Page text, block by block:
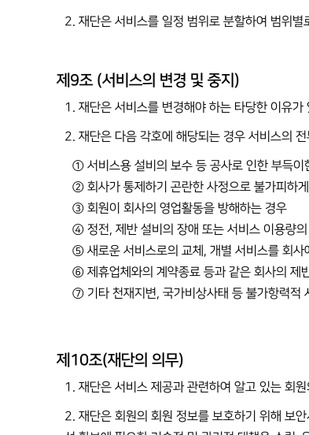
2. 재단은 서비스를 일정 범위로 분할하여 범위
제9조 (서비스의 변경 및 중지)
1. 재단은 서비스를 변경해야 하는 타당한 이유
2. 재단은 다음 각호에 해당되는 경우 서비스의
① 서비스용 설비의 보수 등 공사로 인한 부득이
② 회사가 통제하기 곤란한 사정으로 불가피하
③ 회원이 회사의 영업활동을 방해하는 경우
④ 정전, 제반 설비의 장애 또는 서비스 이용량
⑤ 새로운 서비스로의 교체, 개별 서비스를 회사
⑥ 제휴업체와의 계약종료 등과 같은 회사의 제
⑦ 기타 천재지변, 국가비상사태 등 불가항력적
제10조(재단의 의무)
1. 재단은 서비스 제공과 관련하여 알고 있는 회
2. 재단은 회원의 회원 정보를 보호하기 위해 보